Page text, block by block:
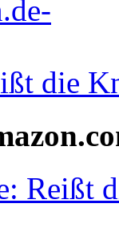
die
Reißt